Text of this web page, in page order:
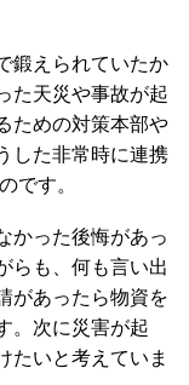
鍛えられていたか
た天災や事故が起
ための対策本部や
した非常時に連携
です。
かった後悔があっ
らも、何も言い出
があったら物資を
。次に災害が起
たいと考えていま